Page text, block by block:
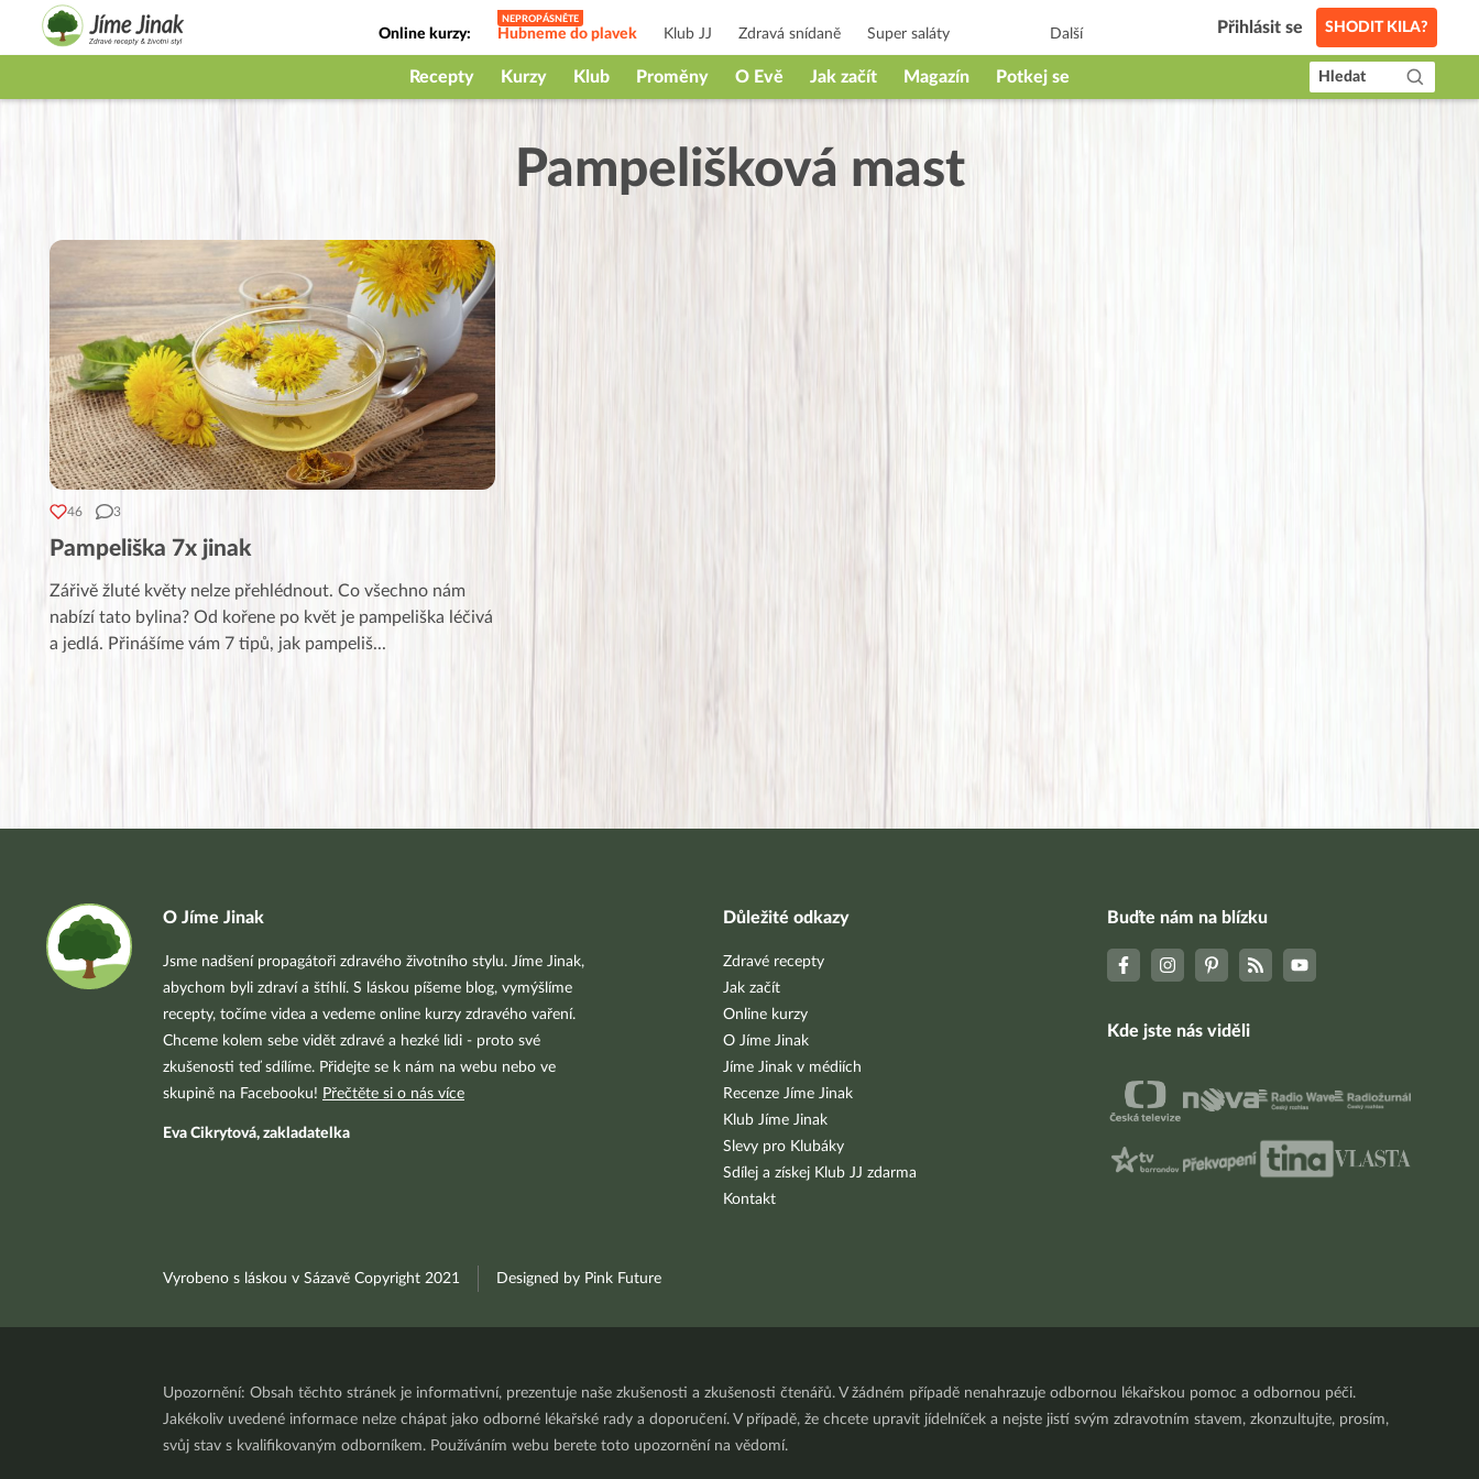
Online kurzy: Hubneme do plavek Klub JJ Zdravá snídaně Super saláty
Jak na babičky
Další Přihlásit se SHODIT KILA?
Recepty Kurzy Klub Proměny O Evě Jak začít Magazín Potkej se Hledat
Pampelišková mast
46 3
Pampeliška 7x jinak
Zářivě žluté květy nelze přehlédnout. Co všechno nám
nabízí tato bylina? Od kořene po květ je pampeliška léčivá
a jedlá. Přinášíme vám 7 tipů, jak pampeliš...
O Jíme Jinak
Jsme nadšení propagátoři zdravého životního stylu. Jíme Jinak,
abychom byli zdraví a štíhlí. S láskou píšeme blog, vymýšlíme
recepty, točíme videa a vedeme online kurzy zdravého vaření.
Chceme kolem sebe vidět zdravé a hezké lidi - proto své
zkušenosti teď sdílíme. Přidejte se k nám na webu nebo ve
skupině na Facebooku! Přečtěte si o nás více
Eva Cikrytová, zakladatelka
Důležité odkazy
Zdravé recepty
Jak začít
Online kurzy
O Jíme Jinak
Jíme Jinak v médiích
Recenze Jíme Jinak
Klub Jíme Jinak
Slevy pro Klubáky
Sdílej a získej Klub JJ zdarma
Kontakt
Buďte nám na blízku
Kde jste nás viděli
Vyrobeno s láskou v Sázavě Copyright 2021 Designed by Pink Future
Upozornění: Obsah těchto stránek je informativní, prezentuje naše zkušenosti a zkušenosti čtenářů. V žádném případě nenahrazuje odbornou lékařskou pomoc a odbornou péči.
Jakékoliv uvedené informace nelze chápat jako odborné lékařské rady a doporučení. V případě, že chcete upravit jídelníček a nejste jistí svým zdravotním stavem, zkonzultujte, prosím,
svůj stav s kvalifikovaným odborníkem. Používáním webu berete toto upozornění na vědomí.